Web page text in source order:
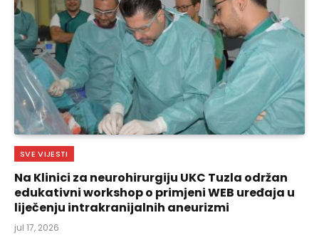
SVE VIJESTI
Na Klinici za neurohirurgiju UKC Tuzla održan
edukativni workshop o primjeni WEB uređaja u
liječenju intrakranijalnih aneurizmi
jul 17, 2026